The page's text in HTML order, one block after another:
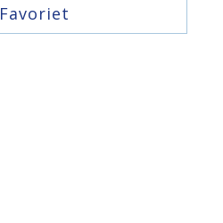
Favoriet